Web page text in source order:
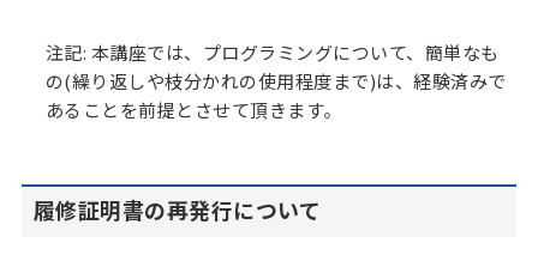
注記: 本講座では、プログラミングについて、簡単なも
の(繰り返しや枝分かれの使用程度まで)は、経験済みで
あることを前提とさせて頂きます。
履修証明書の再発行について